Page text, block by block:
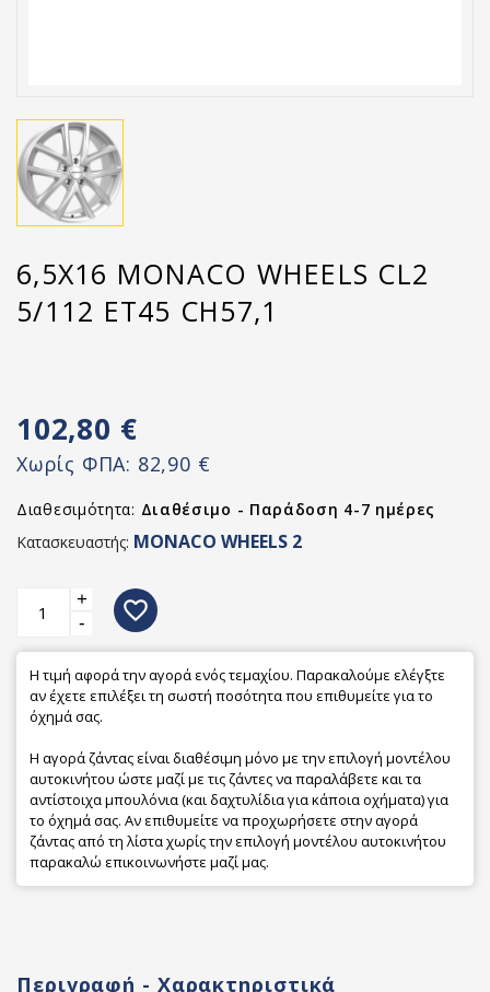
6,5X16 MONACO WHEELS CL2
5/112 ET45 CH57,1
102,80 €
Χωρίς ΦΠΑ: 82,90 €
Διαθεσιμότητα: Διαθέσιμο - Παράδοση 4-7 ημέρες
Κατασκευαστής: MONACO WHEELS 2
+
-
favorite_border
Η τιμή αφορά την αγορά ενός τεμαχίου. Παρακαλούμε ελέγξτε
αν έχετε επιλέξει τη σωστή ποσότητα που επιθυμείτε για το
όχημά σας.
Η αγορά ζάντας είναι διαθέσιμη μόνο με την επιλογή μοντέλου
αυτοκινήτου ώστε μαζί με τις ζάντες να παραλάβετε και τα
αντίστοιχα μπουλόνια (και δαχτυλίδια για κάποια οχήματα) για
το όχημά σας. Αν επιθυμείτε να προχωρήσετε στην αγορά
ζάντας από τη λίστα χωρίς την επιλογή μοντέλου αυτοκινήτου
παρακαλώ επικοινωνήστε μαζί μας.
Περιγραφή - Χαρακτηριστικά